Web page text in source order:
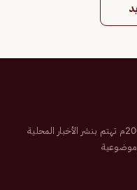
صحيفة إلكترونية سعودية تم تأسيسها عام 2007م تهتم بنشر الأخبار المحلية